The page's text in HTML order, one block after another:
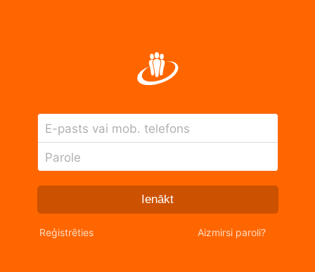
E-pasts vai mob. telefons
Parole
Ienākt
Reģistrēties Aizmirsi paroli?